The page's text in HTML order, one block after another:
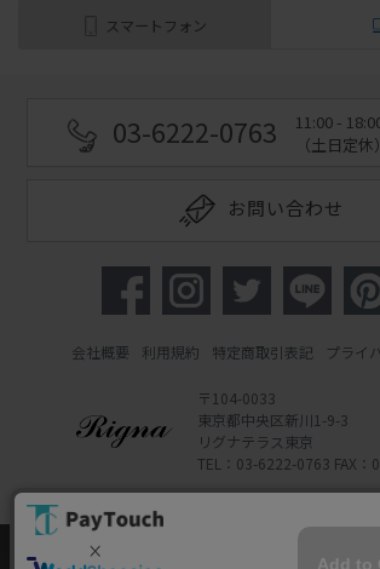
スマートフォン
03-6222-0763
11:00 -
（土日定休）
お問い合わせ
会社概要 利用規約 特定商取引表記 プライ
〒104-0033
東京都中央区新川1-9-3
リグナテラス東京
TEL：03-6222-0763 FAX：
Powered by Watahan Partners Co.,
当ウェブサイトでは、お客様により良いサー